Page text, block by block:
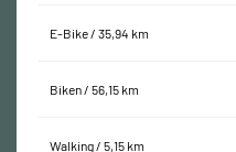
E-Bike / 35,94 km
Biken / 56,15 km
Walking / 5,15 km